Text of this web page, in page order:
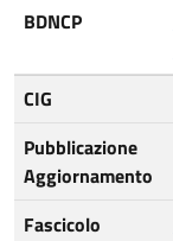
BDNCP
CIG
Pubblicazione
Aggiornamento
Fascicolo